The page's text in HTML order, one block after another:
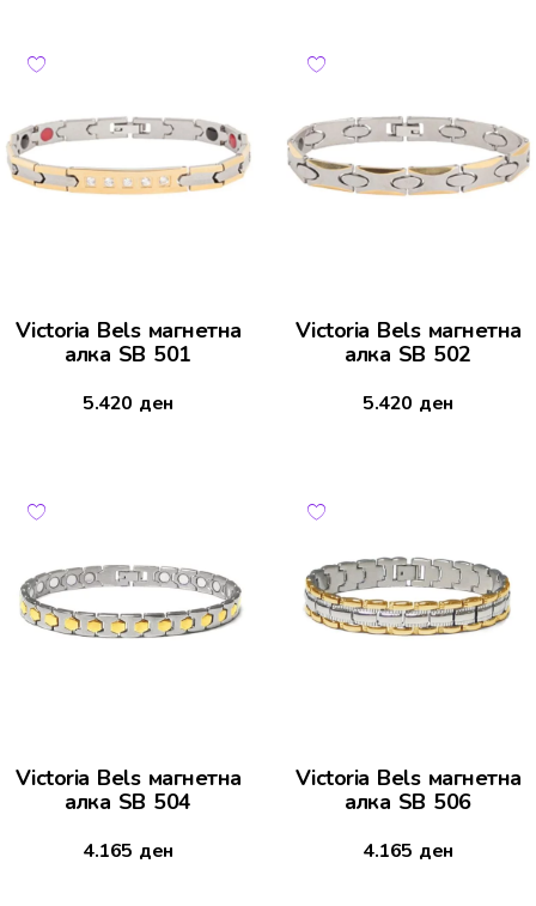
Victoria Bels магнетна
алка SB 501
5.420 ден
Victoria Bels магнетна
алка SB 502
5.420 ден
Victoria Bels магнетна
алка SB 504
4.165 ден
Victoria Bels магнетна
алка SB 506
4.165 ден